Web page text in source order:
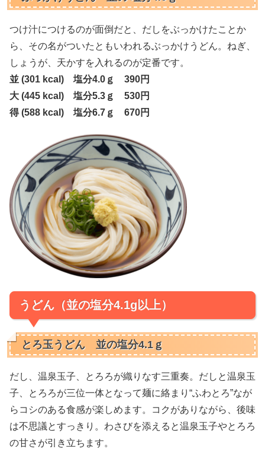
つけ汁につけるのが面倒だと、だしをぶっかけたことか
ら、その名がついたともいわれるぶっかけうどん。ねぎ、
しょうが、天かすを入れるのが定番です。
並 (301 kcal) 塩分4.0ｇ 390円
大 (445 kcal) 塩分5.3ｇ 530円
得 (588 kcal) 塩分6.7ｇ 670円
うどん（並の塩分4.1g以上）
とろ玉うどん 並の塩分4.1ｇ
だし、温泉玉子、とろろが織りなす三重奏。だしと温泉玉
子、とろろが三位一体となって麺に絡まり“ふわとろ”なが
らコシのある食感が楽しめます。コクがありながら、後味
は不思議とすっきり。わさびを添えると温泉玉子やとろろ
の甘さが引き立ちます。